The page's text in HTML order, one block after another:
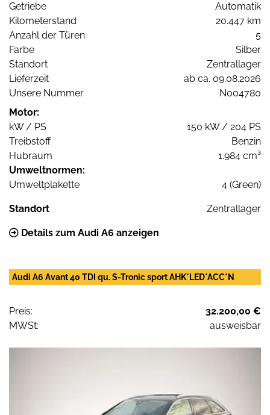
Getriebe
Automatik
Kilometerstand
20.447 km
Anzahl der Türen
5
Farbe
Silber
Standort
Zentrallager
Lieferzeit
ab ca. 09.08.2026
Unsere Nummer
N004780
Motor:
kW / PS
150 kW / 204 PS
Treibstoff
Benzin
Hubraum
1.984 cm³
Umweltnormen:
Umweltplakette
4 (Green)
Standort Zentrallager
Details zum Audi A6 anzeigen
Audi A6 Avant 40 TDI qu. S-Tronic sport AHK*LED*ACC*N
Preis:
32.200,00 €
MWSt:
ausweisbar